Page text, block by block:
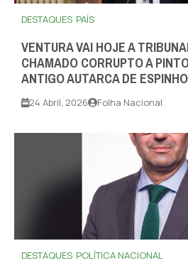
DESTAQUES PAÍS
VENTURA VAI HOJE A
CHAMADO CORRUPTO A
ANTIGO AUTARCA DE ESPINHO
24 Abril, 2026 Folha Nacional
DESTAQUES POLÍTICA NACIONAL